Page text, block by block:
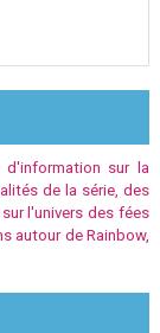
sur la
de la série, des
l'univers des fées
autour de Rainbow,